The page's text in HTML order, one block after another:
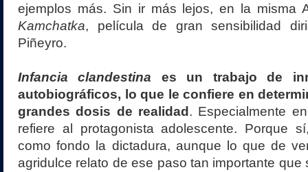
ejemplos más. Sin ir más lejos, en la misma
Kamchatka, película de gran sensibilidad
Piñeyro.
Infancia clandestina es un trabajo de
autobiográficos, lo que le confiere en
grandes dosis de realidad . Especialmente
refiere al protagonista adolescente. Porque
como fondo la dictadura, aunque lo que de
agridulce relato de ese paso tan importante que